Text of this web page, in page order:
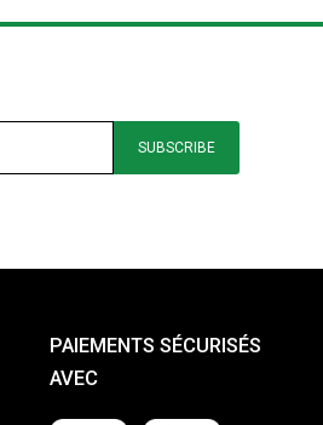
SUBSCRIBE
PAIEMENTS SÉCURISÉS
AVEC